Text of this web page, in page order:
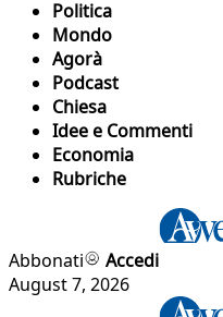
Politica
Mondo
Agorà
Podcast
Chiesa
Idee e Commenti
Economia
Rubriche
Abbonati
Accedi
August 7, 2026